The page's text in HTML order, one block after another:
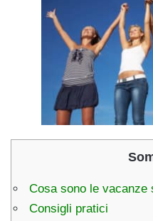
Cosa sono le vacanze
Consigli pratici